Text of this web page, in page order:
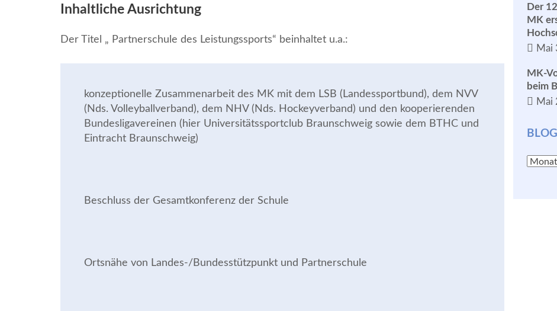
Inhaltliche Ausrichtung
Der Titel „ Partnerschule des Leistungssports“ beinhaltet u.a.:
konzeptionelle Zusammenarbeit des MK mit dem LSB (Landessportbund), dem NVV
(Nds. Volleyballverband), dem NHV (Nds. Hockeyverband) und den kooperierenden
Bundesligavereinen (hier Universitätssportclub Braunschweig sowie dem BTHC und
Eintracht Braunschweig)
Beschluss der Gesamtkonferenz der Schule
Ortsnähe von Landes-/Bundesstützpunkt und Partnerschule
Der
MK
Mai
MK-
beim
Mai
Blog-